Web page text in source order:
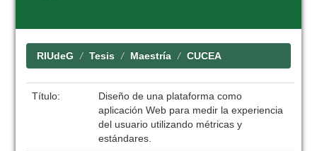
RIUdeG Tesis Maestría CUCEA
Título:
Diseño de una plataforma como
aplicación Web para medir la experiencia
del usuario utilizando métricas y
estándares.